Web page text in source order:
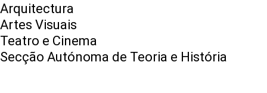
Arquitectura
Artes Visuais
Teatro e Cinema
Secção Autónoma de Teoria e História